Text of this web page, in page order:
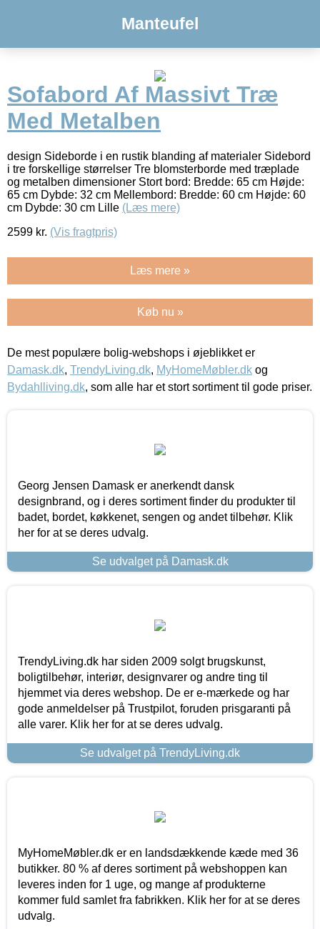
Manteufel
Sofabord Af Massivt Træ
Med Metalben
design Sideborde i en rustik blanding af materialer Sidebord
i tre forskellige størrelser Tre blomsterborde med træplade
og metalben dimensioner Stort bord: Bredde: 65 cm Højde:
65 cm Dybde: 32 cm Mellembord: Bredde: 60 cm Højde: 60
cm Dybde: 30 cm Lille (Læs mere)
2599 kr. (Vis fragtpris)
Læs mere »
Køb nu »
De mest populære bolig-webshops i øjeblikket er
Damask.dk, TrendyLiving.dk, MyHomeMøbler.dk og
Bydahlliving.dk, som alle har et stort sortiment til gode priser.
Georg Jensen Damask er anerkendt dansk
designbrand, og i deres sortiment finder du produkter til
badet, bordet, køkkenet, sengen og andet tilbehør. Klik
her for at se deres udvalg.
Se udvalget på Damask.dk
TrendyLiving.dk har siden 2009 solgt brugskunst,
boligtilbehør, interiør, designvarer og andre ting til
hjemmet via deres webshop. De er e-mærkede og har
gode anmeldelser på Trustpilot, foruden prisgaranti på
alle varer. Klik her for at se deres udvalg.
Se udvalget på TrendyLiving.dk
MyHomeMøbler.dk er en landsdækkende kæde med 36
butikker. 80 % af deres sortiment på webshoppen kan
leveres inden for 1 uge, og mange af produkterne
kommer fuld samlet fra fabrikken. Klik her for at se deres
udvalg.